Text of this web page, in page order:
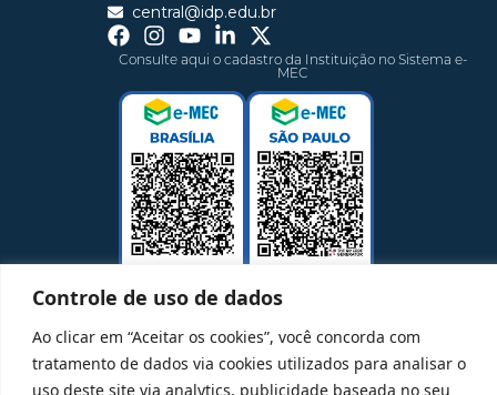
Controle de uso de dados
Ao clicar em “Aceitar os cookies”, você concorda com
tratamento de dados via cookies utilizados para analisar o
uso deste site via analytics, publicidade baseada no seu
central@idp.edu.br
Consulte aqui o cadastro da Instituição no Sistema e-
MEC